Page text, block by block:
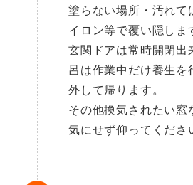
塗らない場所・汚れて
イロン等で覆い隠しま
玄関ドアは常時開閉出
呂は作業中だけ養生を
外して帰ります。
その他換気されたい
気にせず仰ってくださ